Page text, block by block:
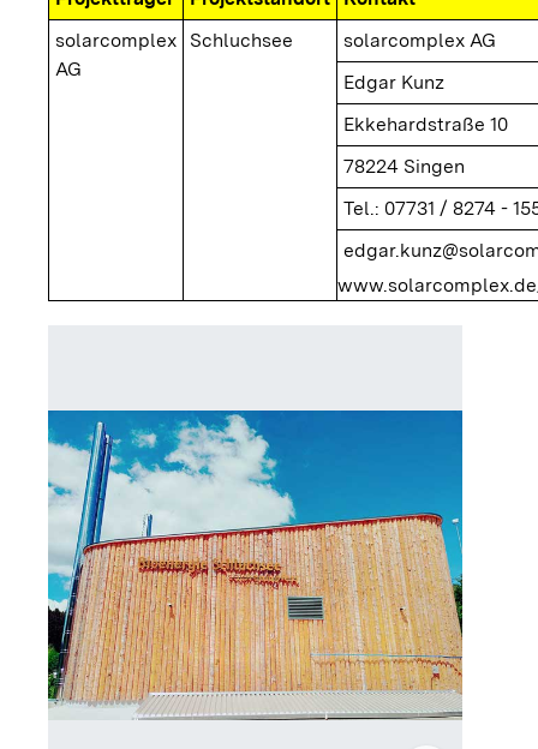
solarcomplex
AG
Schluchsee
solarcomplex AG
Edgar Kunz
Ekkehardstraße 10
78224 Singen
Tel.: 07731 / 8274 -